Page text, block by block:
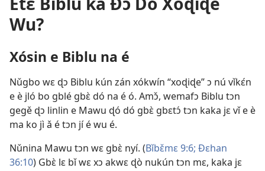
Wu?
Xósin e Biblu na é
Nǔgbo wɛ ɖɔ Biblu kún zán xókwín “xoɖiɖe” ɔ nú vǐkɛ́n
e è jló bo gblé gbɛ̀ dó na é ó. Amɔ̌, wemafɔ Biblu tɔn
gegě ɖɔ linlin e Mawu ɖó dó gbɛ̀ gbɛtɔ́ tɔn kaka jɛ vǐ e è
ma ko jì ǎ é tɔn jí é wu é.
Nǔnina Mawu tɔn wɛ gbɛ̀ nyí. (Bǐbɛ̌mɛ 9:6; Ðɛhan
36:10) Gbɛ̀ lɛ bǐ wɛ xɔ akwɛ ɖò nukún tɔn mɛ, kaka jɛ